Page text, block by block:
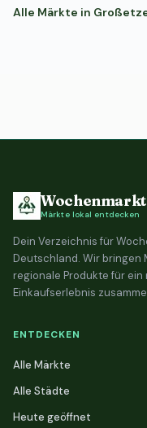
Alle Märkte in
Märkte lokal entdecken
Dein Verzeichnis für
Deutschland. Wir bringen
regionale Produkte für
Einkaufserlebnis
ENTDECKEN
Alle Märkte
Alle Städte
Heute geöffnet